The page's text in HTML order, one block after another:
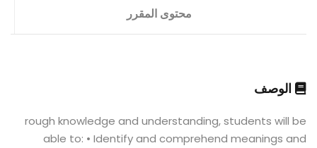
محتوى المقرر
الوصف
rough knowledge and understanding, students will be
able to: • Identify and comprehend meanings and